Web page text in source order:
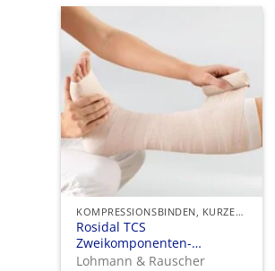
KOMPRESSIONSBINDEN, KURZER ZUG
Rosidal TCS
Zweikomponenten-
Kompressionssystem
Lohmann & Rauscher